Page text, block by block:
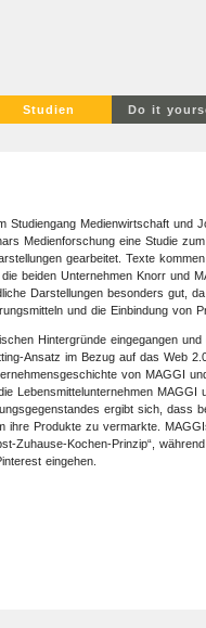
Studien Do it
Studiengang Medienwirtschaft und
Medienforschung eine Studie
gearbeitet. Texte
beiden Unternehmen Knorr und
Darstellungen besonders gut,
und die Einbindung von
Hintergründe eingegangen
Ansatz im Bezug auf das Web
von MAGGI
Lebensmittelunternehmen
ergibt sich, dass
ihre Produkte zu vermarkte.
Zuhause-Kochen-Prinzip“,
eingehen.